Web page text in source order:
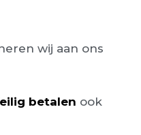
wij aan ons
betalen ook